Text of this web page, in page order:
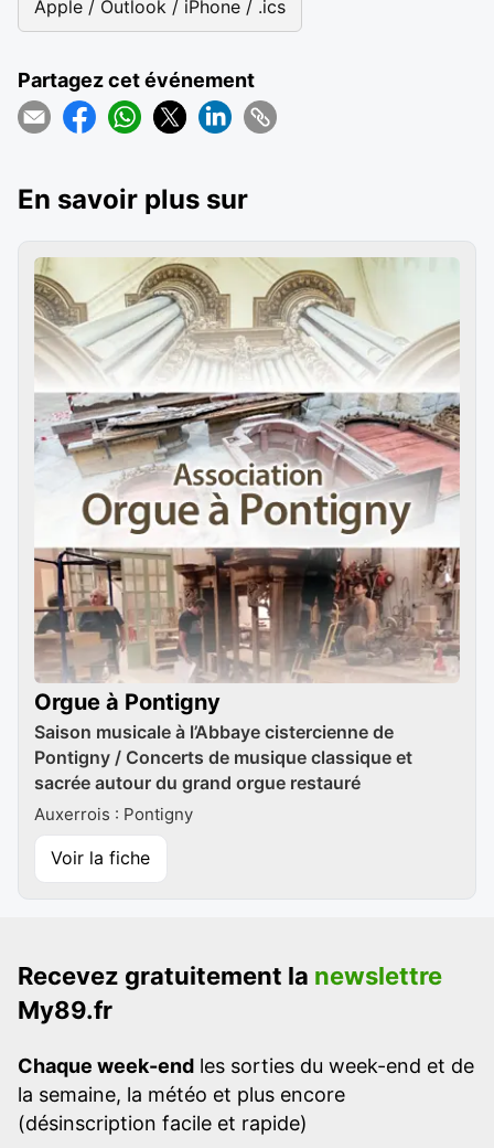
Apple / Outlook / iPhone / .ics
Partagez cet événement
En savoir plus sur
Orgue à Pontigny
Saison musicale à l’Abbaye cistercienne de
Pontigny / Concerts de musique classique et
sacrée autour du grand orgue restauré
Auxerrois : Pontigny
Voir la fiche
Recevez gratuitement la newslettre
My89.fr
Chaque week-end les sorties du week-end et de
la semaine, la météo et plus encore
(désinscription facile et rapide)